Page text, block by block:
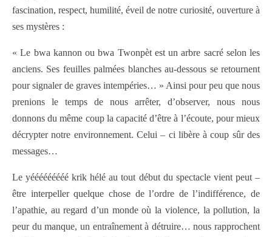
fascination, respect, humilité, éveil de notre curiosité, ouverture à
ses mystères :
« Le bwa kannon ou bwa Twonpèt est un arbre sacré selon les
anciens. Ses feuilles palmées blanches au-dessous se retournent
pour signaler de graves intempéries… » Ainsi pour peu que nous
prenions le temps de nous arrêter, d’observer, nous nous
donnons du même coup la capacité d’être à l’écoute, pour mieux
décrypter notre environnement. Celui – ci libère à coup sûr des
messages…
Le yééééééééé krik hélé au tout début du spectacle vient peut –
être interpeller quelque chose de l’ordre de l’indifférence, de
l’apathie, au regard d’un monde où la violence, la pollution, la
peur du manque, un entraînement à détruire… nous rapprochent